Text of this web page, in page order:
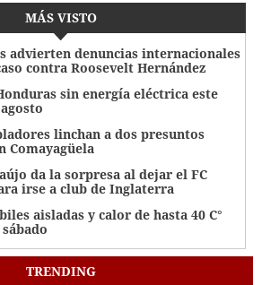
MÁS VISTO
advierten denuncias internacionales
contra Roosevelt Hernández
sin energía eléctrica este
linchan a dos presuntos
Comayagüela
da la sorpresa al dejar el FC
irse a club de Inglaterra
aisladas y calor de hasta 40 C°
TRENDING